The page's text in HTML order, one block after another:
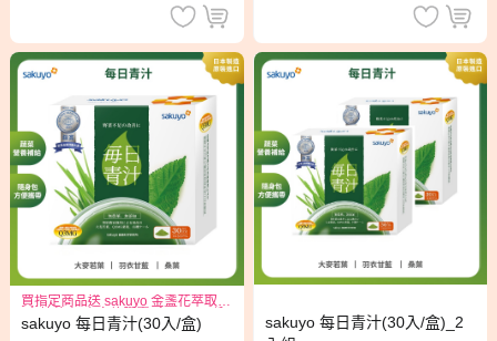
買指定商品送 sakuyo 金盞花萃取
(含葉黃素)素食軟膠囊(食品)三日份*
1
sakuyo 每日青汁(30入/盒)
sakuyo 每日青汁(30入/盒)_2